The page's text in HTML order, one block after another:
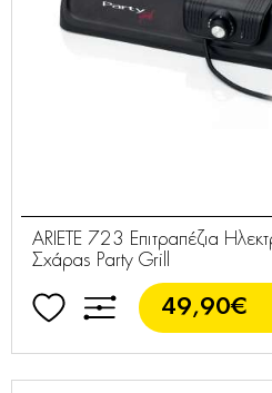
ARIETE 723 Επιτραπέζια
Σχάρας Party Grill
49,90€